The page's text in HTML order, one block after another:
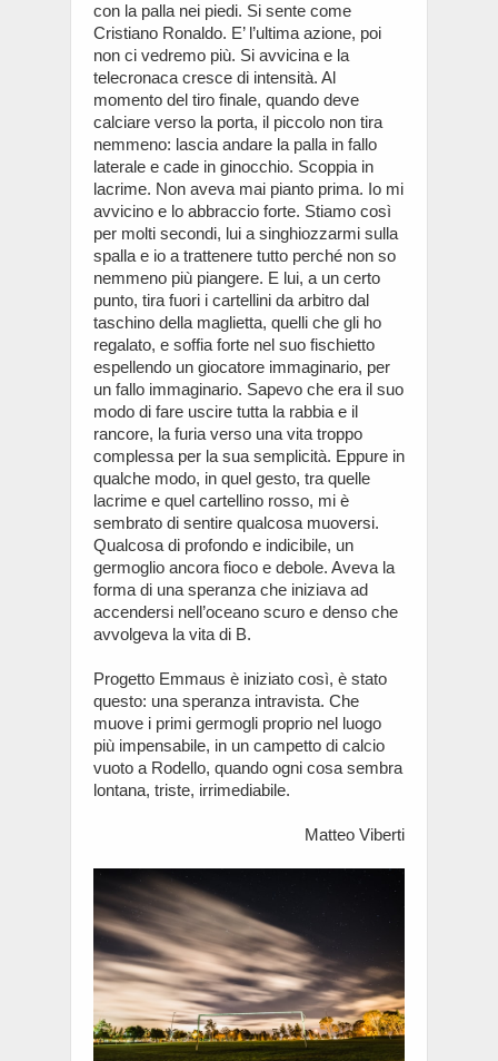
con la palla nei piedi. Si sente come
Cristiano Ronaldo. E’ l’ultima azione, poi
non ci vedremo più. Si avvicina e la
telecronaca cresce di intensità. Al
momento del tiro finale, quando deve
calciare verso la porta, il piccolo non tira
nemmeno: lascia andare la palla in fallo
laterale e cade in ginocchio. Scoppia in
lacrime. Non aveva mai pianto prima. Io mi
avvicino e lo abbraccio forte. Stiamo così
per molti secondi, lui a singhiozzarmi sulla
spalla e io a trattenere tutto perché non so
nemmeno più piangere. E lui, a un certo
punto, tira fuori i cartellini da arbitro dal
taschino della maglietta, quelli che gli ho
regalato, e soffia forte nel suo fischietto
espellendo un giocatore immaginario, per
un fallo immaginario. Sapevo che era il suo
modo di fare uscire tutta la rabbia e il
rancore, la furia verso una vita troppo
complessa per la sua semplicità. Eppure in
qualche modo, in quel gesto, tra quelle
lacrime e quel cartellino rosso, mi è
sembrato di sentire qualcosa muoversi.
Qualcosa di profondo e indicibile, un
germoglio ancora fioco e debole. Aveva la
forma di una speranza che iniziava ad
accendersi nell’oceano scuro e denso che
avvolgeva la vita di B.
Progetto Emmaus è iniziato così, è stato
questo: una speranza intravista. Che
muove i primi germogli proprio nel luogo
più impensabile, in un campetto di calcio
vuoto a Rodello, quando ogni cosa sembra
lontana, triste, irrimediabile.
Matteo Viberti